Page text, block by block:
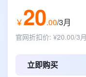
￥20.00/3月
官网折扣价: ¥20.00/3月
立即购买